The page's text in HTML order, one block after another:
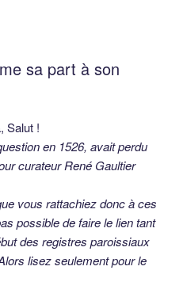
sa part à son
Salut !
en 1526, avait perdu
curateur René Gaultier
vous rattachiez donc à ces
possible de faire le lien tant
des registres paroissiaux
lisez seulement pour le